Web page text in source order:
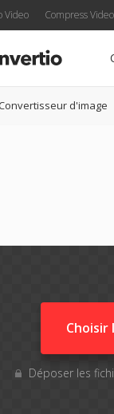
Video Compress Video
d'image
Choisir
Déposer les